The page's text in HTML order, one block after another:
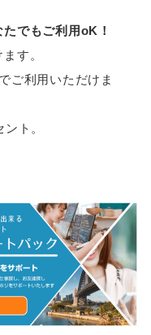
でもご利用oK！
す。
ご利用いただけま
ト。